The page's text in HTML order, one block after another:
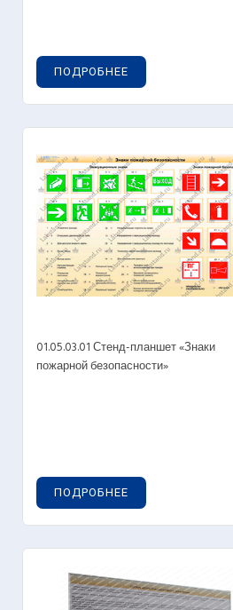
ПОДРОБНЕЕ
01.05.03.01 Стенд-планшет «Знаки
пожарной безопасности»
ПОДРОБНЕЕ